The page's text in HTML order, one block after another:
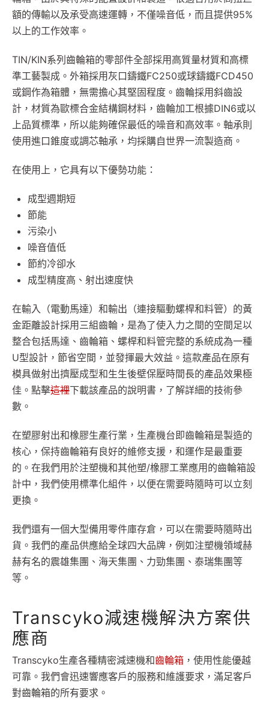
額的傳輸以及承受高速運轉，不僅噪音低，而且提供95%
以上的工作效率。
TIN/KIN系列齒輪箱的零部件全部採用高質量材質和高標
準工藝製成。外箱採用灰口鑄鐵FC250或球鑄鐵FCD450
或鋼作為箱體，無需擔心其堅固程度。齒輪採用斜齒設
計，材質為歐標合金結構鋼材料，齒輪加工根據DIN6或以
上品質標準，所以能夠確保最低的噪音和高效率。軸承則
使用進口錐度或調芯軸承，均採購自世界一流製造商。
在使用上，它具有以下優勢功能：
成型週期短
節能
污染小
噪音值低
節約冷卻水
成型精度高、射出速度快
在輸入（電動馬達）和輸出（連接驅動螺桿和料管）的黃
金距離設計採用三組齒輪，是為了使入力之間的空間足以
整合包括馬達、齒輪箱、螺桿和料管完整的系統成為一種
U型設計，節省空間，並發揮最大效益。這款產品在原有
模具做射出擠壓成型和生生後壁保壓時間長的產品效果極
佳。點擊這裡下載該產品的說明書，了解詳細的技術參
數。
在塑膠射出和橡膠生產行業，生產機台即齒輪箱是製造的
核心，保持齒輪箱有良好的維修支援，和運作是最重要
的。在我們用於注塑機和其他塑/橡膠工業應用的齒輪箱設
計中，我們使用標準化組件，以便在需要時隨時可以立刻
更換。
我們還有一個大型備用零件庫存倉，可以在需要時隨時出
貨。我們的產品供應給全球四大品牌，例如注塑機領域赫
赫有名的震雄集團、海天集團、力勁集團、泰瑞集團等
等。
Transcyko減速機解決方案供
應商
Transcyko生產各種精密減速機和齒輪箱 ，使用性能優越
可靠。我們會迅速響應客戶的服務和維護要求，滿足客戶
對齒輪箱的所有要求。